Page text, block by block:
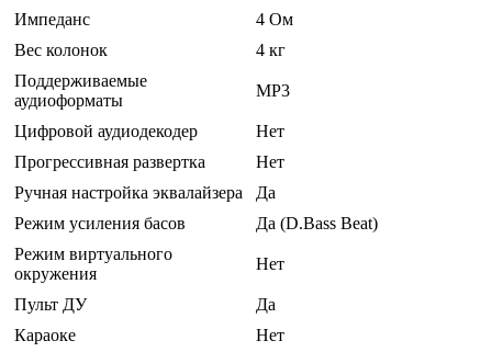
Импеданс
4 Ом
Вес колонок
4 кг
Поддерживаемые
аудиоформаты
MP3
Цифровой аудиодекодер
Нет
Прогрессивная развертка
Нет
Ручная настройка эквалайзера
Да
Режим усиления басов
Да (D.Bass Beat)
Режим виртуального
окружения
Нет
Пульт ДУ
Да
Караоке
Нет